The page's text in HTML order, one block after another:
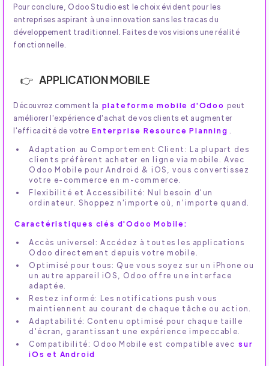
Pour conclure, Odoo Studio est le choix évident pour les
entreprises aspirant à une innovation sans les tracas du
développement traditionnel. Faites de vos visions une réalité
fonctionnelle.
APPLICATION MOBILE
Découvrez comment la plateforme mobile d'Odoo peut
améliorer l'expérience d'achat de vos clients et augmenter
l'efficacité de votre Enterprise Resource Planning
Adaptation au Comportement Client: La plupart des
clients préfèrent acheter en ligne via mobile. Avec
Odoo Mobile pour Android & iOS, vous convertissez
votre e-commerce en m-commerce.
Flexibilité et Accessibilité: Nul besoin d'un
ordinateur. Shoppez n'importe où, n'importe quand.
Caractéristiques clés d'Odoo Mobile:
Accès universel: Accédez à toutes les applications
Odoo directement depuis votre mobile.
Optimisé pour tous: Que vous soyez sur un iPhone ou
un autre appareil iOS, Odoo offre une interface
adaptée.
Restez informé: Les notifications push vous
maintiennent au courant de chaque tâche ou action.
Adaptabilité: Contenu optimisé pour chaque taille
d'écran, garantissant une expérience impeccable.
Compatibilité: Odoo Mobile est compatible avec sur
iOs et Android